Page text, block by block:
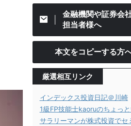
金融機関や証券会
担当者様へ
本文をコピーする方
厳選相互リンク
インデックス投資日記＠川崎
1級FP技能士kaoruのちょっ
サラリーマンが株式投資でセ